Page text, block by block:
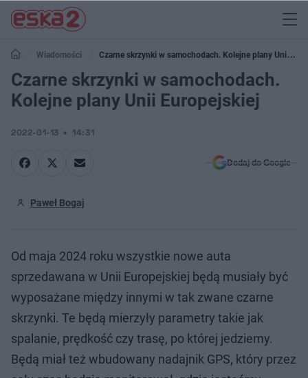
Wiadomości
Czarne skrzynki w samochodach. Kolejne plany Unii
Europejskiej
Czarne skrzynki w samochodach.
Kolejne plany Unii Europejskiej
2022-01-13 14:31
Dodaj do Google
Paweł Bogaj
Od maja 2024 roku wszystkie nowe auta
sprzedawana w Unii Europejskiej będą musiały być
wyposażane między innymi w tak zwane czarne
skrzynki. Te będą mierzyły parametry takie jak
spalanie, prędkość czy trasę, po której jedziemy.
Będą miał też wbudowany nadajnik GPS, który przez